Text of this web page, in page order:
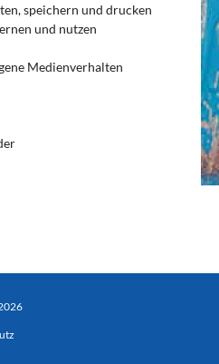
speichern und drucken
und nutzen
Medienverhalten